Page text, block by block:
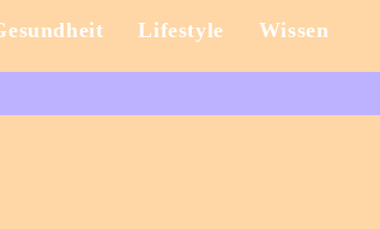
Lifestyle Wissen